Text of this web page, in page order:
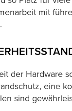
mit
der Hardware
eine
sind